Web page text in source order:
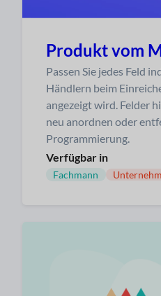
Produkt vom
Passen Sie jedes Feld
Händlern beim
angezeigt wird. Felder
neu anordnen oder
Programmierung.
Verfügbar in
Fachmann